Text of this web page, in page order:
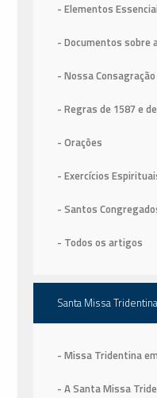
- Elementos
- Documentos sobre
- Nossa Consagração
- Regras de 1587 e
- Orações
- Exercícios
- Santos
- Todos os artigos
Santa Missa Tridentina
- Missa Tridentina
- A Santa Missa